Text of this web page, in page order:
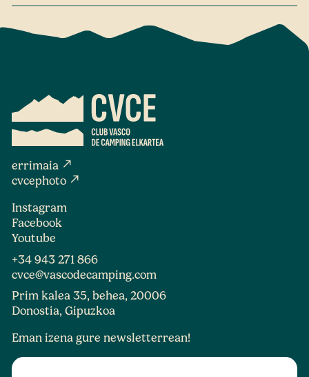
errimaia north_east
cvcephoto north_east
Instagram
Facebook
Youtube
+34 943 271 866
cvce@vascodecamping.com
Prim kalea 35, behea, 20006
Donostia, Gipuzkoa
Eman izena gure newsletterrean!